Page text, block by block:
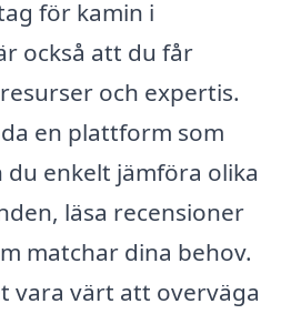
för kamin i
också att du får
och expertis.
en plattform som
du enkelt jämföra olika
läsa recensioner
matchar dina behov.
vara värt att overväga